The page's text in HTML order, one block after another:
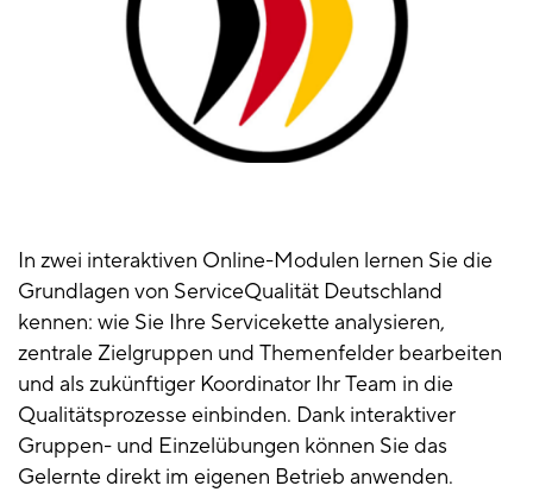
In zwei interaktiven Online-Modulen lernen Sie die
Grundlagen von ServiceQualität Deutschland
kennen: wie Sie Ihre Servicekette analysieren,
zentrale Zielgruppen und Themenfelder bearbeiten
und als zukünftiger Koordinator Ihr Team in die
Qualitätsprozesse einbinden. Dank interaktiver
Gruppen- und Einzelübungen können Sie das
Gelernte direkt im eigenen Betrieb anwenden.